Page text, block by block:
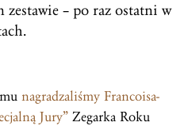
– po raz ostatni w
nagradzaliśmy Francoisa-
Jury” Zegarka Roku